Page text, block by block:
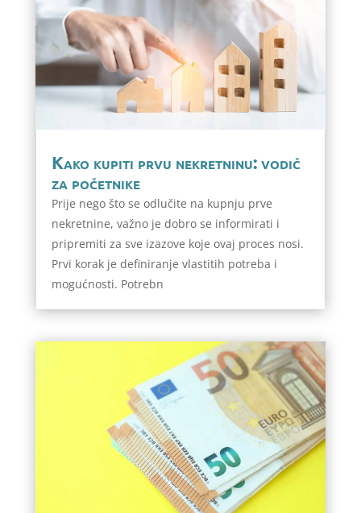
Kako kupiti prvu nekretninu: vodič
za početnike
Prije nego što se odlučite na kupnju prve
nekretnine, važno je dobro se informirati i
pripremiti za sve izazove koje ovaj proces nosi.
Prvi korak je definiranje vlastitih potreba i
mogućnosti. Potrebn